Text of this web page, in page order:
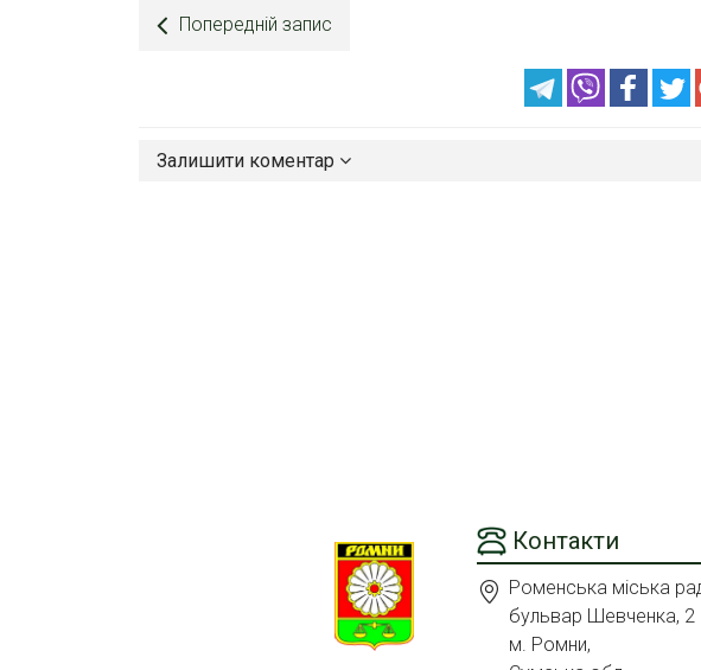
Попередній запис
Залишити коментар
Контакти
Роменська міська
бульвар Шевченка, 2
м. Ромни,